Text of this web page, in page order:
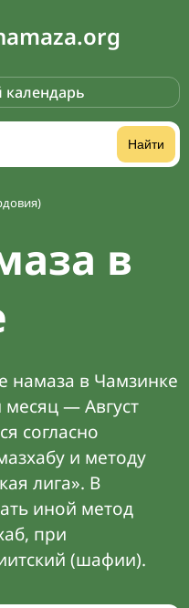
Найти
в
намаза в Чамзинке
месяц — Август
согласно
и методу
лига». В
иной метод
при
(шафии).